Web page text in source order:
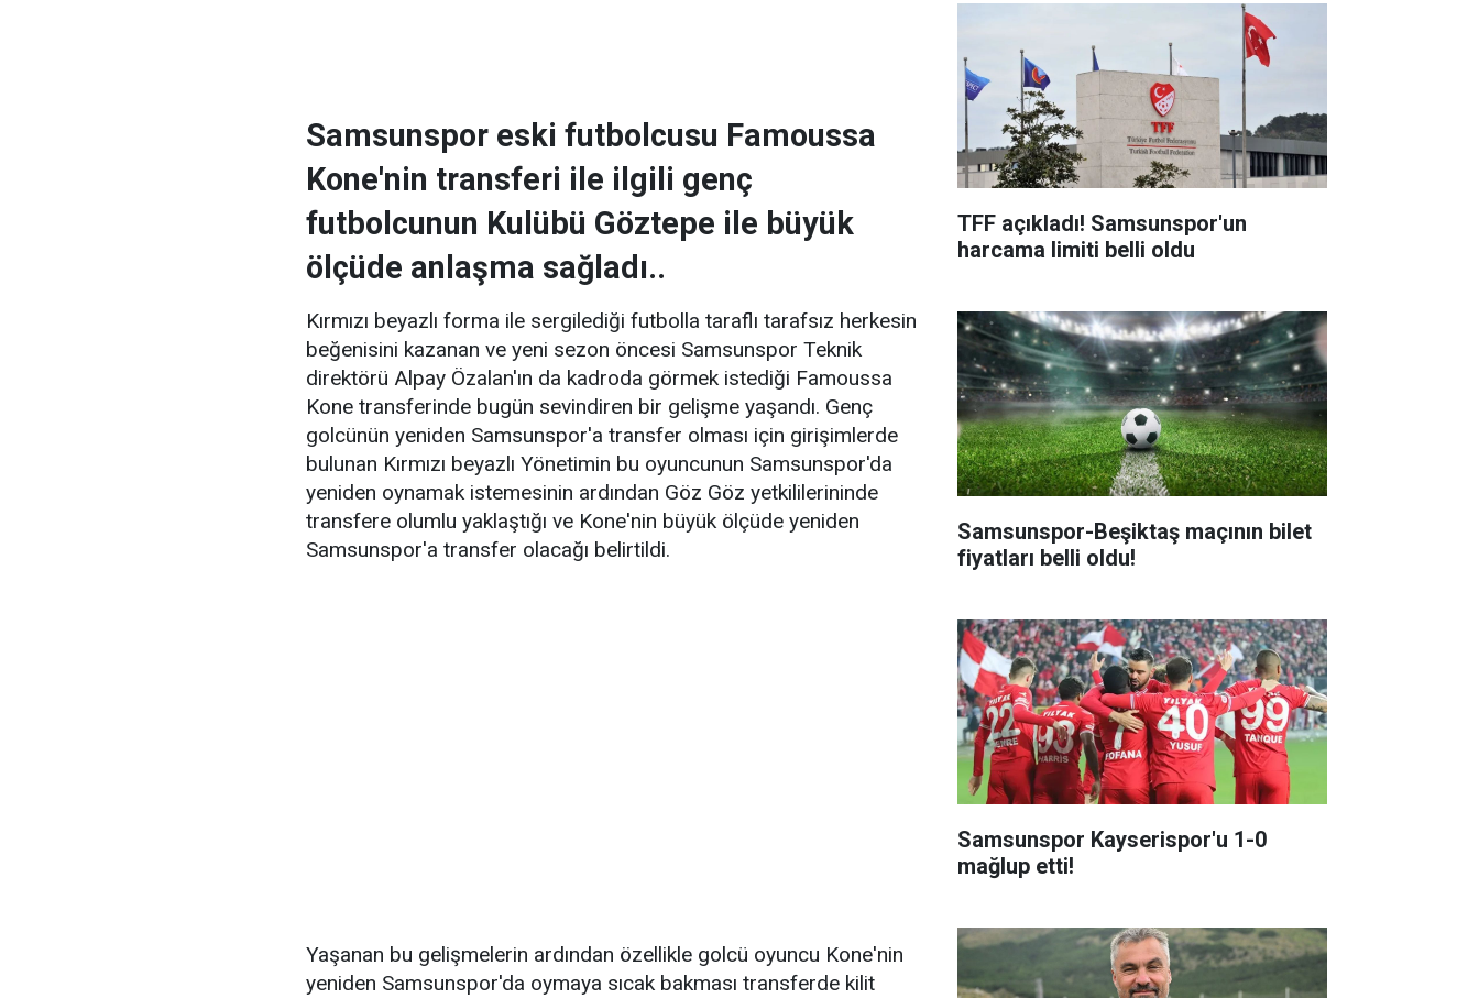
Samsunspor eski futbolcusu Famoussa
Kone'nin transferi ile ilgili genç
futbolcunun Kulübü Göztepe ile büyük
ölçüde anlaşma sağladı..
Kırmızı beyazlı forma ile sergilediği futbolla taraflı tarafsız herkesin
beğenisini kazanan ve yeni sezon öncesi Samsunspor Teknik
direktörü Alpay Özalan'ın da kadroda görmek istediği Famoussa
Kone transferinde bugün sevindiren bir gelişme yaşandı. Genç
golcünün yeniden Samsunspor'a transfer olması için girişimlerde
bulunan Kırmızı beyazlı Yönetimin bu oyuncunun Samsunspor'da
yeniden oynamak istemesinin ardından Göz Göz yetkililerininde
transfere olumlu yaklaştığı ve Kone'nin büyük ölçüde yeniden
Samsunspor'a transfer olacağı belirtildi.
Yaşanan bu gelişmelerin ardından özellikle golcü oyuncu Kone'nin
yeniden Samsunspor'da oymaya sıcak bakması transferde kilit
TFF açıkladı! Samsunspor'un
harcama limiti belli oldu
Samsunspor-Beşiktaş maçının bilet
fiyatları belli oldu!
Samsunspor Kayserispor'u 1-0
mağlup etti!